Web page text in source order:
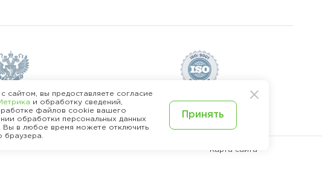
перс.
Стандарты качества
Карта сайта
сайтом, вы предоставляете согласие
и обработку сведений,
файлов cookie вашего
обработки персональных данных
. Вы в любое время можете отключить
Принять